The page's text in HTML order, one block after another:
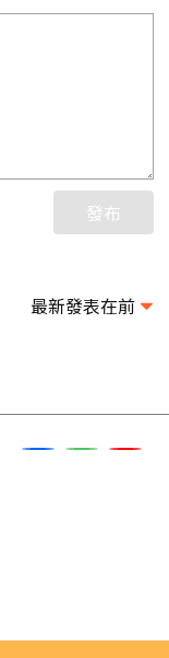
發布
最新發表在前